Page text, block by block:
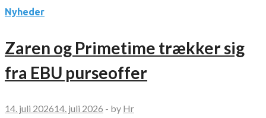
Nyheder
Zaren og Primetime trækker sig
fra EBU purseoffer
14. juli 202614. juli 2026 - by Hr